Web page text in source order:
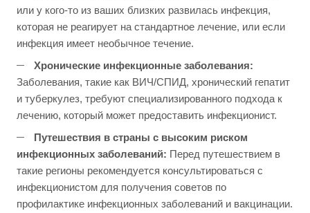
или у кого-то из ваших близких развилась инфекция,
которая не реагирует на стандартное лечение, или если
инфекция имеет необычное течение.
Хронические инфекционные заболевания:
Заболевания, такие как ВИЧ/СПИД, хронический гепатит
и туберкулез, требуют специализированного подхода к
лечению, который может предоставить инфекционист.
Путешествия в страны с высоким риском
инфекционных заболеваний: Перед путешествием в
такие регионы рекомендуется консультироваться с
инфекционистом для получения советов по
профилактике инфекционных заболеваний и вакцинации.